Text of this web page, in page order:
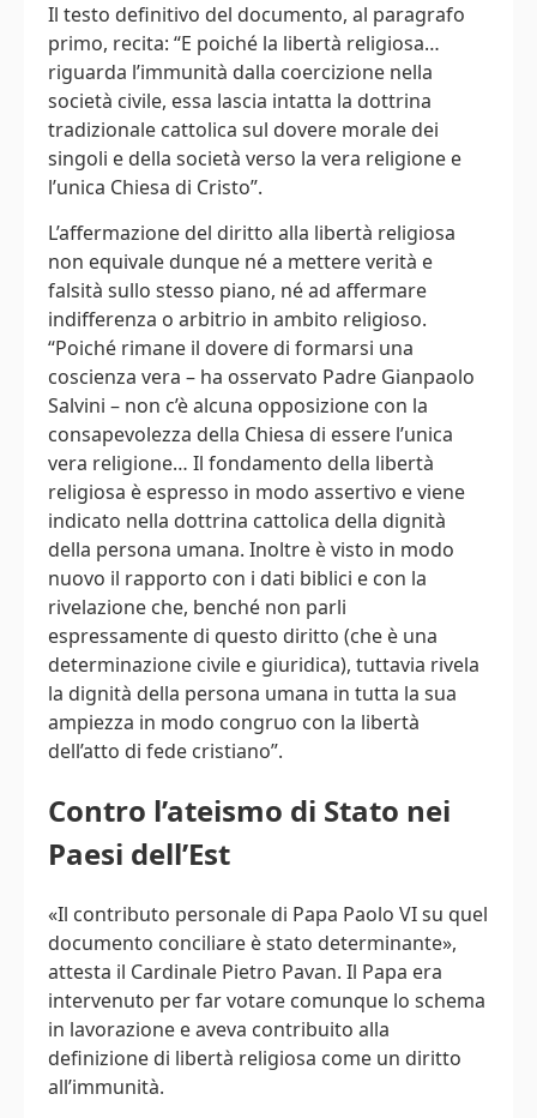
Il testo definitivo del documento, al paragrafo
primo, recita: “E poiché la libertà religiosa…
riguarda l’immunità dalla coercizione nella
società civile, essa lascia intatta la dottrina
tradizionale cattolica sul dovere morale dei
singoli e della società verso la vera religione e
l’unica Chiesa di Cristo”.
L’affermazione del diritto alla libertà religiosa
non equivale dunque né a mettere verità e
falsità sullo stesso piano, né ad affermare
indifferenza o arbitrio in ambito religioso.
“Poiché rimane il dovere di formarsi una
coscienza vera – ha osservato Padre Gianpaolo
Salvini – non c’è alcuna opposizione con la
consapevolezza della Chiesa di essere l’unica
vera religione… Il fondamento della libertà
religiosa è espresso in modo assertivo e viene
indicato nella dottrina cattolica della dignità
della persona umana. Inoltre è visto in modo
nuovo il rapporto con i dati biblici e con la
rivelazione che, benché non parli
espressamente di questo diritto (che è una
determinazione civile e giuridica), tuttavia rivela
la dignità della persona umana in tutta la sua
ampiezza in modo congruo con la libertà
dell’atto di fede cristiano”.
Contro l’ateismo di Stato nei
Paesi dell’Est
«Il contributo personale di Papa Paolo VI su quel
documento conciliare è stato determinante»,
attesta il Cardinale Pietro Pavan. Il Papa era
intervenuto per far votare comunque lo schema
in lavorazione e aveva contribuito alla
definizione di libertà religiosa come un diritto
all’immunità.